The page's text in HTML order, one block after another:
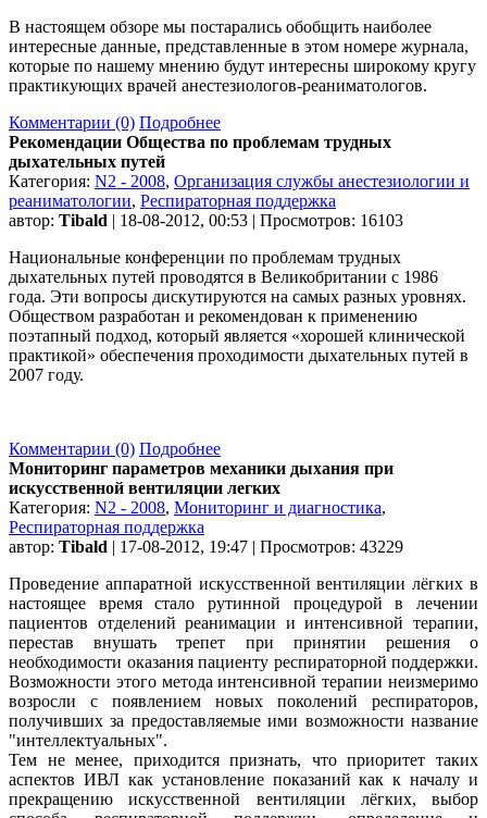
В настоящем обзоре мы постарались обобщить наиболее
интересные данные, представленные в этом номере журнала,
которые по нашему мнению будут интересны широкому кругу
практикующих врачей анестезиологов-реаниматологов.
Комментарии (0) Подробнее
Рекомендации Общества по проблемам трудных
дыхательных путей
Категория: N2 - 2008, Организация службы анестезиологии и
реаниматологии, Респираторная поддержка
автор: Tibald | 18-08-2012, 00:53 | Просмотров: 16103
Национальные конференции по проблемам трудных
дыхательных путей проводятся в Великобритании с 1986
года. Эти вопросы дискутируются на самых разных уровнях.
Обществом разработан и рекомендован к применению
поэтапный подход, который является «хорошей клинической
практикой» обеспечения проходимости дыхательных путей в
2007 году.
Комментарии (0) Подробнее
Мониторинг параметров механики дыхания при
искусственной вентиляции легких
Категория: N2 - 2008, Мониторинг и диагностика,
Респираторная поддержка
автор: Tibald | 17-08-2012, 19:47 | Просмотров: 43229
Проведение аппаратной искусственной вентиляции лёгких в
настоящее время стало рутинной процедурой в лечении
пациентов отделений реанимации и интенсивной терапии,
перестав внушать трепет при принятии решения о
необходимости оказания пациенту респираторной поддержки.
Возможности этого метода интенсивной терапии неизмеримо
возросли с появлением новых поколений респираторов,
получивших за предоставляемые ими возможности название
"интеллектуальных".
Тем не менее, приходится признать, что приоритет таких
аспектов ИВЛ как установление показаний как к началу и
прекращению искусственной вентиляции лёгких, выбор